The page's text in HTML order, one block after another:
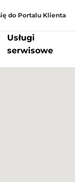
do Portalu Klienta
Usługi
serwisowe